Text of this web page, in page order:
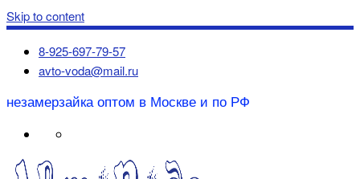
Skip to content
8-925-697-79-57
avto-voda@mail.ru
незамерзайка оптом в Москве и по РФ